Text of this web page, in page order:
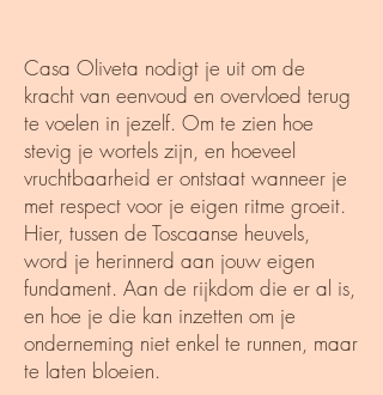
Casa Oliveta nodigt je uit om de
kracht van eenvoud en overvloed terug
te voelen in jezelf. Om te zien hoe
stevig je wortels zijn, en hoeveel
vruchtbaarheid er ontstaat wanneer je
met respect voor je eigen ritme groeit.
Hier, tussen de Toscaanse heuvels,
word je herinnerd aan jouw eigen
fundament. Aan de rijkdom die er al is,
en hoe je die kan inzetten om je
onderneming niet enkel te runnen, maar
te laten bloeien.